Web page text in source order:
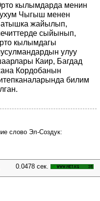
кылымдарда менин
Чыгыш менен
жайылып,
сыйынып,
кылымдагы
улуу
Каир, Багдад
Кордобанын
билим
слово Эл-Создук:
0.0478 сек.